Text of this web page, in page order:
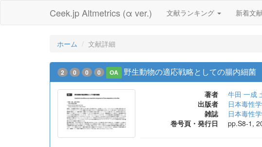
Ceek.jp Altmetrics (α ver.) 文献ランキング 新着文
ホーム 文献詳細
2 0 0 0 OA 野生動物の適応戦略としての腸内細菌
著者 牛田 一成
出版者
日本毒性
雑誌
日本毒性
巻号頁・発行日
pp.S8-1,